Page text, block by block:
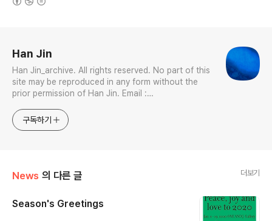
Han Jin
Han Jin_archive. All rights reserved. No part of this
site may be reproduced in any form without the
prior permission of Han Jin. Email :
Visual & Sonic Arts Avid Certified Pro Tools
Specialist
구독하기
News 의 다른 글 더보기
Season's Greetings